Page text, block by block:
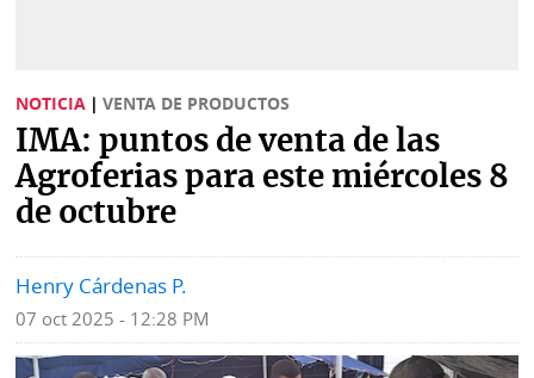
Sociedad
Judiciales
Política
Economía
Mundo
Deportes
Status
K
Opinión
Blogs
Fotografías
NOTICIA | VENTA DE PRODUCTOS
IMA: puntos de venta de las
Agroferias para este miércoles 8
de octubre
Henry Cárdenas P.
07 oct 2025 - 12:28 PM